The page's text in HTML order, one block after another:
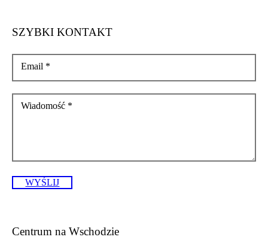
SZYBKI KONTAKT
Email *
Wiadomość *
WYŚLIJ
Centrum na Wschodzie